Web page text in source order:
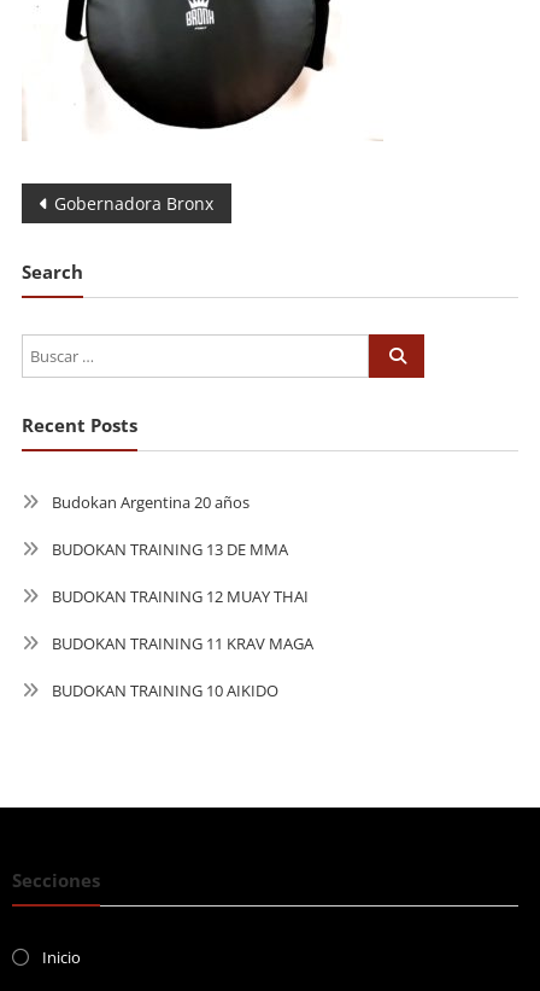
Navegación
de
entradas
Gobernadora Bronx
Search
Recent Posts
Budokan Argentina 20 años
BUDOKAN TRAINING 13 DE MMA
BUDOKAN TRAINING 12 MUAY THAI
BUDOKAN TRAINING 11 KRAV MAGA
BUDOKAN TRAINING 10 AIKIDO
Secciones
Inicio